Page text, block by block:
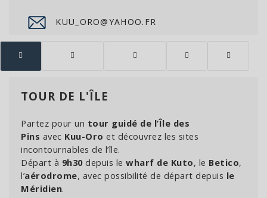
KUU_ORO@YAHOO.FR
TOUR DE L'ÎLE
Partez pour un tour guidé de l’Île des
Pins avec Kuu-Oro et découvrez les sites
incontournables de l’île.
Départ à 9h30depuis le wharf de Kuto, le Betico,
l’aérodrome, avec possibilité de départ depuis le
Méridien.